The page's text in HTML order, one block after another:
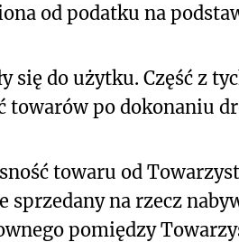
od podatku na
się do użytku. Część z
towarów po dokonaniu
towaru od
na rzecz
pomiędzy